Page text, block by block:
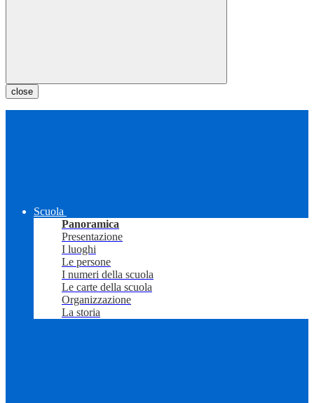
close
Scuola
Panoramica
Presentazione
I luoghi
Le persone
I numeri della scuola
Le carte della scuola
Organizzazione
La storia